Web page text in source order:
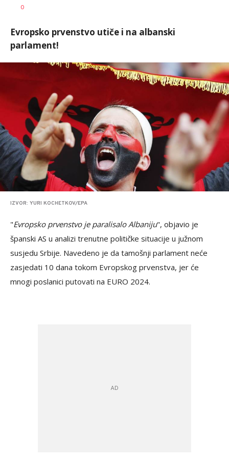
AUTOR
0
Evropsko prvenstvo utiče i na albanski
parlament!
IZVOR: YURI KOCHETKOV/EPA
"Evropsko prvenstvo je paralisalo Albaniju", objavio je
španski AS u analizi trenutne političke situacije u južnom
susjedu Srbije. Navedeno je da tamošnji parlament neće
zasjedati 10 dana tokom Evropskog prvenstva, jer će
mnogi poslanici putovati na EURO 2024.